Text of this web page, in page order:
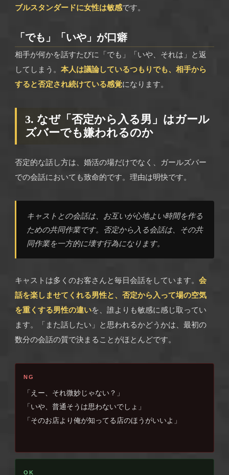
ブルスタンダードに女性は敏感です。
「でも」「いや」が口癖
相手が何かを話すたびに「でも」「いや、それは」と返
してしまう。本人は議論しているつもりでも、相手から
すると否定され続けている感覚になります。
3. なぜ「否定から入る男」はガール
ズバーでも嫌われるのか
否定的な話し方は、婚活の場だけでなく、ガールズバー
での会話においても致命的です。理由は明快です。
キャストとの会話は、お互いが心地よい時間を作る
ための共同作業です。否定から入る会話は、その共
同作業を一方的に壊す行為になります。
キャストは多くのお客さんと毎日会話をしています。会
話を楽しませてくれる男性と、否定から入って場の空気
を重くする男性の違いを、誰よりも敏感に感じ取ってい
ます。「また話したい」と思われるかどうかは、最初の
数分の会話の質で決まることがほとんどです。
NG
「えー、それ微妙じゃない？」
「いや、普通そうは思わないでしょ」
「そのお店より俺が知ってる店のほうがいいよ」
OK